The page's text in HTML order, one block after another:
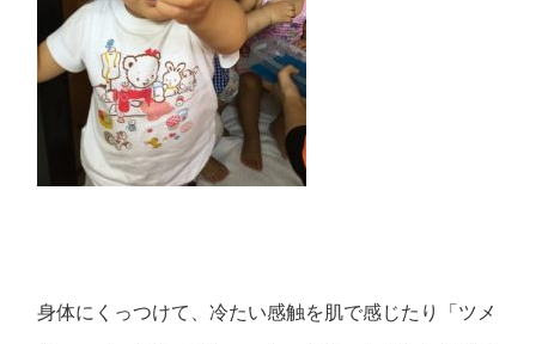
身体にくっつけて、冷たい感触を肌で感じたり「ツメ